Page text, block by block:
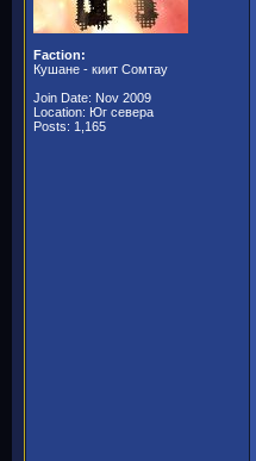
Faction:
Кушане - киит Сомтау
Join Date: Nov 2009
Location: Юг севера
Posts: 1,165